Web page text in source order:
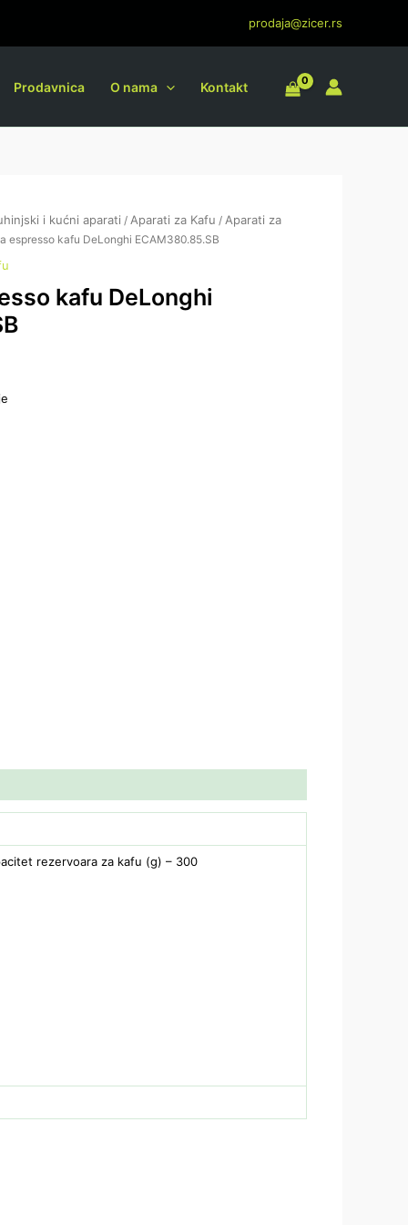
prodaja@zicer.rs
Prodavnica O nama Kontakt
i kućni aparati / Aparati za Kafu / Aparati za
espresso kafu DeLonghi ECAM380.85.SB
kafu DeLonghi
rezervoara za kafu (g) – 300